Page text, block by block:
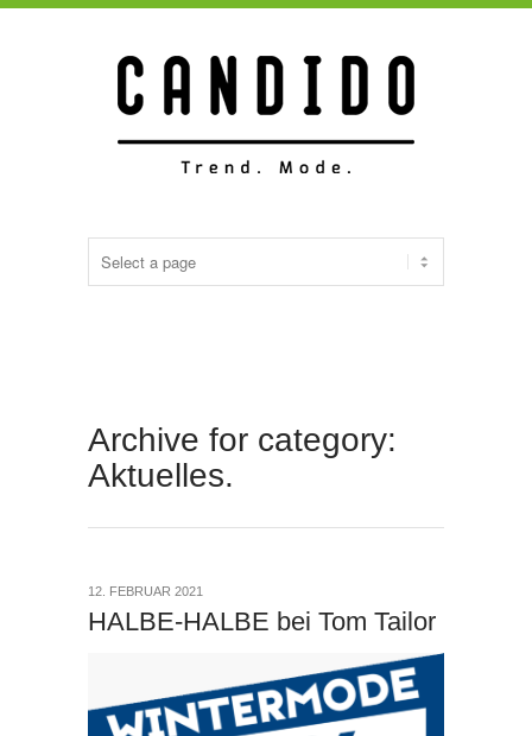
Archive for category:
Aktuelles.
HALBE-HALBE bei Tom Tailor
12. FEBRUAR 2021